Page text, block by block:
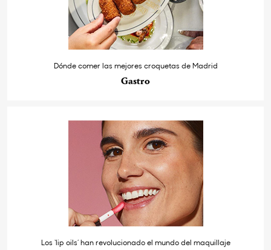
Dónde comer las mejores croquetas de Madrid
Gastro
Los ‘lip oils’ han revolucionado el mundo del maquillaje